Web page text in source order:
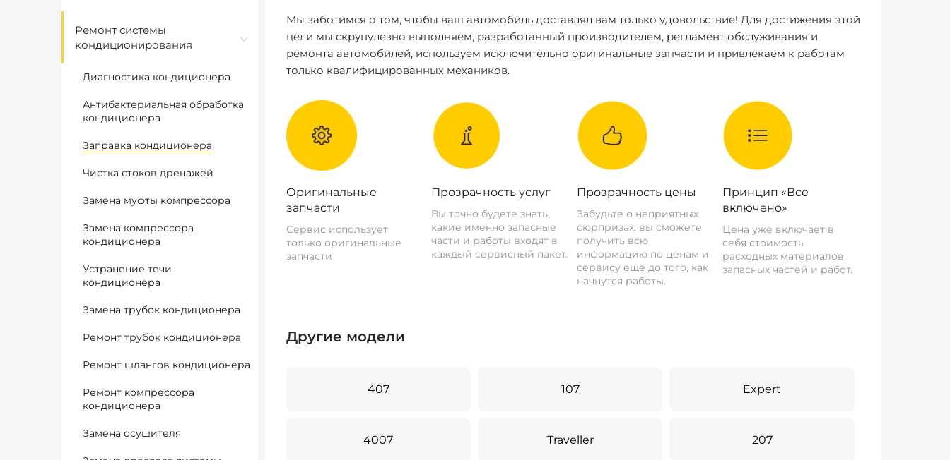
Ремонт системы
кондиционирования
Диагностика кондиционера
Антибактериальная обработка
кондиционера
Заправка кондиционера
Чистка стоков дренажей
Замена муфты компрессора
Замена компрессора
кондиционера
Устранение течи
кондиционера
Замена трубок кондиционера
Ремонт трубок кондиционера
Ремонт шлангов кондиционера
Ремонт компрессора
кондиционера
Замена осушителя
Мы заботимся о том, чтобы ваш автомобиль доставлял вам только удовольствие! Для достижения этой
цели мы скрупулезно выполняем, разработанный производителем, регламент обслуживания и
ремонта автомобилей, используем исключительно оригинальные запчасти и привлекаем к работам
только квалифицированных механиков.
Оригинальные
запчасти
Сервис использует
только оригинальные
запчасти
Прозрачность услуг
Вы точно будете знать,
какие именно запасные
части и работы входят в
каждый сервисный пакет.
Прозрачность цены
Забудьте о неприятных
сюрпризах: вы сможете
получить всю
информацию по ценам и
сервису еще до того, как
начнутся работы.
Принцип «Все
включено»
Цена уже включает в
себя стоимость
расходных материалов,
запасных частей и работ.
Другие модели
407 107 Expert
4007 Traveller 207